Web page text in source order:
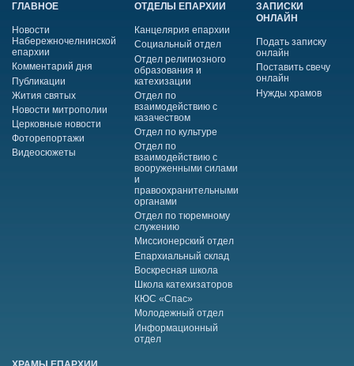
ГЛАВНОЕ
Новости
Набережночелнинской
епархии
Комментарий дня
Публикации
Жития святых
Новости митрополии
Церковные новости
Фоторепортажи
Видеосюжеты
ОТДЕЛЫ ЕПАРХИИ
Канцелярия епархии
Социальный отдел
Отдел религиозного
образования и
катехизации
Отдел по
взаимодействию с
казачеством
Отдел по культуре
Отдел по
взаимодействию с
вооруженными силами
и
правоохранительными
органами
Отдел по тюремному
служению
Миссионерский отдел
Епархиальный склад
Воскресная школа
Школа катехизаторов
КЮС «Спас»
Молодежный отдел
Информационный
отдел
ЗАПИСКИ
ОНЛАЙН
Подать записку
онлайн
Поставить свечу
онлайн
Нужды храмов